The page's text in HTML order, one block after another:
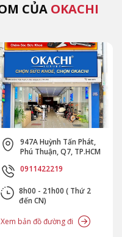
CỦA OKACHI
947A Huỳnh Tấn Phát,
Phú Thuận, Q7, TP.HCM
0911422219
8h00 - 21h00 ( Thứ 2
đến CN)
Xem bản đồ đường đi